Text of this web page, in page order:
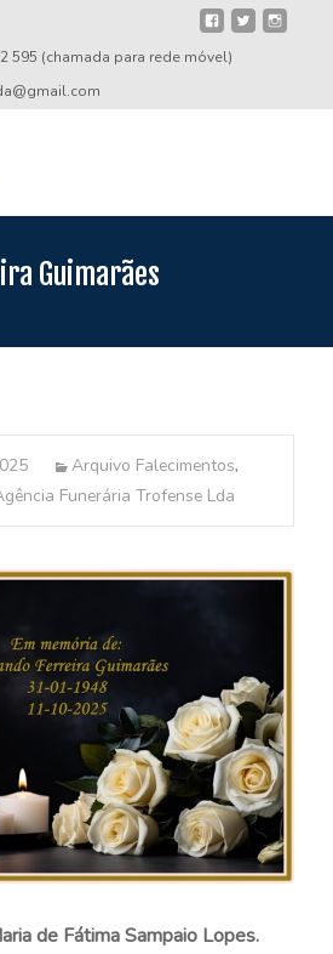
595 (chamada para rede móvel)
Guimarães
Arquivo Falecimentos,
Funerária Trofense Lda
de Fátima Sampaio Lopes.